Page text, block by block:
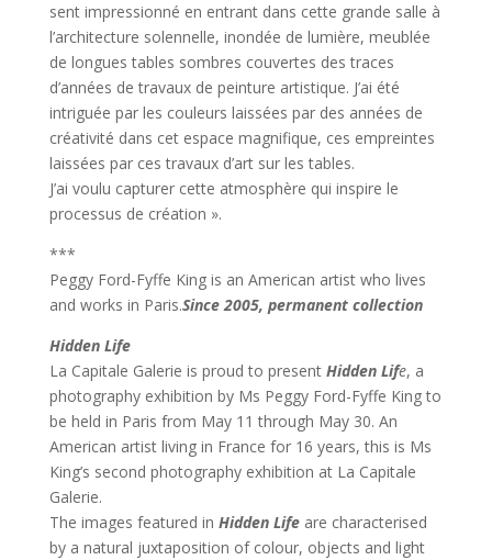
sent impressionné en entrant dans cette grande salle à
l’architecture solennelle, inondée de lumière, meublée
de longues tables sombres couvertes des traces
d’années de travaux de peinture artistique. J’ai été
intriguée par les couleurs laissées par des années de
créativité dans cet espace magnifique, ces empreintes
laissées par ces travaux d’art sur les tables.
J’ai voulu capturer cette atmosphère qui inspire le
processus de création ».
***
Peggy Ford-Fyffe King is an American artist who lives
and works in Paris.Since 2005, permanent collection
Hidden Life
La Capitale Galerie is proud to present Hidden Life, a
photography exhibition by Ms Peggy Ford-Fyffe King to
be held in Paris from May 11 through May 30. An
American artist living in France for 16 years, this is Ms
King’s second photography exhibition at La Capitale
Galerie.
The images featured in Hidden Lifeare characterised
by a natural juxtaposition of colour, objects and light